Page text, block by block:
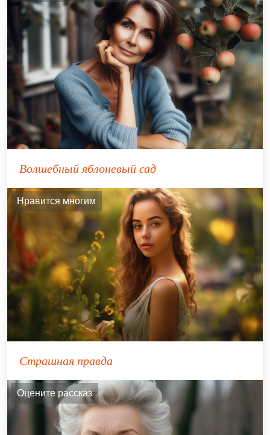
Волшебный яблоневый сад
Нравится многим
Страшная правда
Оцените рассказ